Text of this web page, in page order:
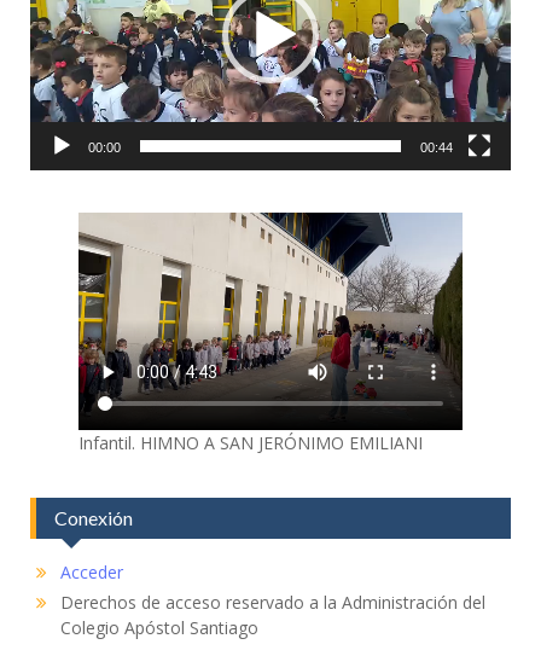
00:00 00:44
Infantil. HIMNO A SAN JERÓNIMO EMILIANI
Conexión
Acceder
Derechos de acceso reservado a la Administración del
Colegio Apóstol Santiago